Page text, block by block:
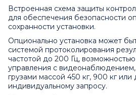
Встроенная схема защиты
для обеспечения безопасности
сохранности установки.
Опционально установка может
системой протоколирования
частотой до 200 Гц,
управления с
грузами массой 450 кг, 900 кг
индивидуальному запросу.